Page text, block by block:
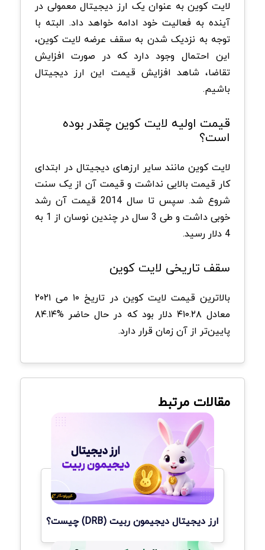
لایت کوین به عنوان یک ارز دیجیتال معمولی در
آینده به فعالیت خود ادامه خواهد داد. البته با
توجه به نزدیک شدن به سقف عرضه لایت کوین،
این احتمال وجود دارد که در صورت افزایش
تقاضا، شاهد افزایش قیمت این ارز دیجیتال
باشیم.
قیمت اولیه لایت کوین چقدر بوده
است؟
لایت کوین مانند سایر ارزهای دیجیتال در ابتدای
کار قیمت بالایی نداشت و قیمت آن از یک سنت
شروع شد. سپس تا سال 2014 قیمت آن رشد
خوبی داشت و طی 3 سال در چندین نوسان از 1 به
4 دلار رسید.
سقف تاریخی لایت کوین
بالاترین قیمت لایت کوین در تاریخ ۱۰ می ۲۰۲۱
معادل ۴۱۰.۲۸ دلار بود که در حال حاضر %۸۴.۱۴
پایین‌تر از آن زمان قرار دارد.
مقالات مرتبط
ارز دیجیتال دیجیمون ربیت (DRB) چیست؟